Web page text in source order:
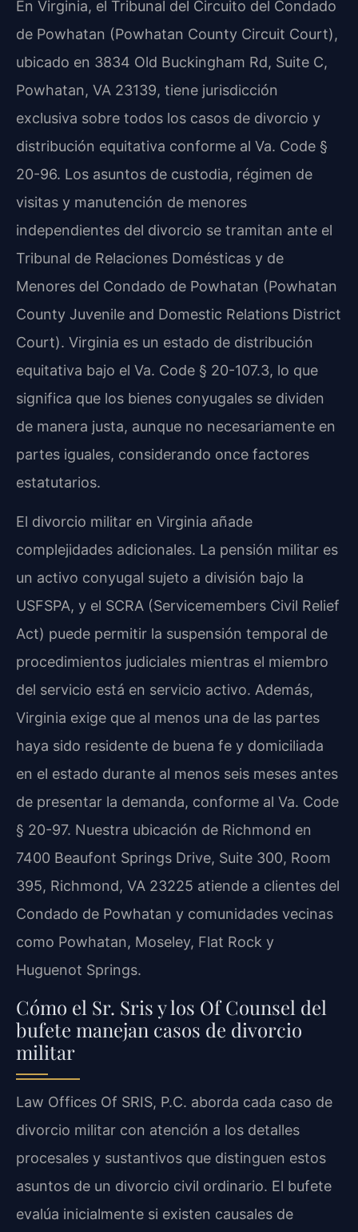
En Virginia, el Tribunal del Circuito del Condado
de Powhatan (Powhatan County Circuit Court),
ubicado en 3834 Old Buckingham Rd, Suite C,
Powhatan, VA 23139, tiene jurisdicción
exclusiva sobre todos los casos de divorcio y
distribución equitativa conforme al Va. Code §
20-96. Los asuntos de custodia, régimen de
visitas y manutención de menores
independientes del divorcio se tramitan ante el
Tribunal de Relaciones Domésticas y de
Menores del Condado de Powhatan (Powhatan
County Juvenile and Domestic Relations District
Court). Virginia es un estado de distribución
equitativa bajo el Va. Code § 20-107.3, lo que
significa que los bienes conyugales se dividen
de manera justa, aunque no necesariamente en
partes iguales, considerando once factores
estatutarios.
El divorcio militar en Virginia añade
complejidades adicionales. La pensión militar es
un activo conyugal sujeto a división bajo la
USFSPA, y el SCRA (Servicemembers Civil Relief
Act) puede permitir la suspensión temporal de
procedimientos judiciales mientras el miembro
del servicio está en servicio activo. Además,
Virginia exige que al menos una de las partes
haya sido residente de buena fe y domiciliada
en el estado durante al menos seis meses antes
de presentar la demanda, conforme al Va. Code
§ 20-97. Nuestra ubicación de Richmond en
7400 Beaufont Springs Drive, Suite 300, Room
395, Richmond, VA 23225 atiende a clientes del
Condado de Powhatan y comunidades vecinas
como Powhatan, Moseley, Flat Rock y
Huguenot Springs.
Cómo el Sr. Sris y los Of Counsel del
bufete manejan casos de divorcio
militar
Law Offices Of SRIS, P.C. aborda cada caso de
divorcio militar con atención a los detalles
procesales y sustantivos que distinguen estos
asuntos de un divorcio civil ordinario. El bufete
evalúa inicialmente si existen causales de